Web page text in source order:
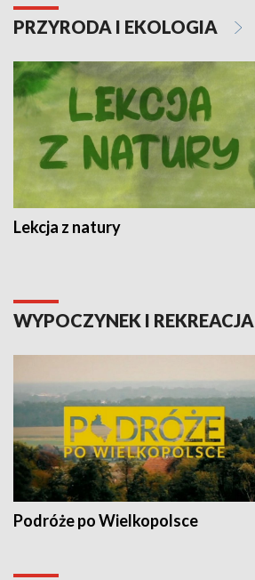
PRZYRODA I EKOLOGIA
Lekcja z natury
WYPOCZYNEK I REKREACJA
Podróże po Wielkopolsce